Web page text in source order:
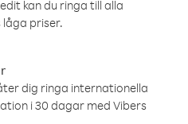
kan du ringa till alla
låga priser.
dig ringa internationella
i 30 dagar med Vibers